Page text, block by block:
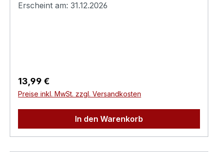
wodurch das Beisammensein zu einem
Abenteuer der Reihe und erobert die
Kinoleinwände mit einem brandneuen Kapitel
voller Gemetzel und dämonischem Chaos.
Originaltitel: Evil Dead BurnExtras:-
Erscheinungsdatum:31.12.2026FSK:Keine
Jugendfreigabe (FSK
Erscheint am: 31.12.2026
Regulärer Preis:
13,99 €
Preise inkl. MwSt. zzgl. Versandkosten
In den Warenkorb